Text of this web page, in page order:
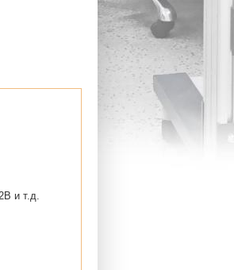
и т.д.